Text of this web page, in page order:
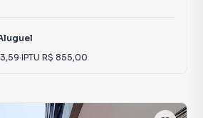
·IPTU R$ 855,00